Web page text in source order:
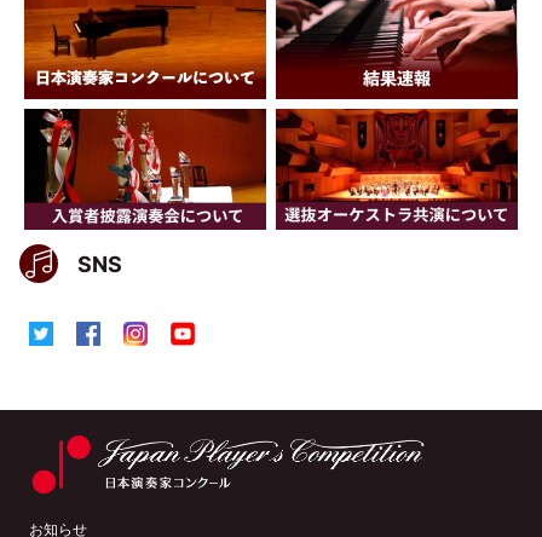
SNS
お知らせ